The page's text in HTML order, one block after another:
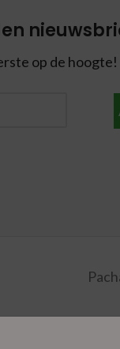
op de hoogte!